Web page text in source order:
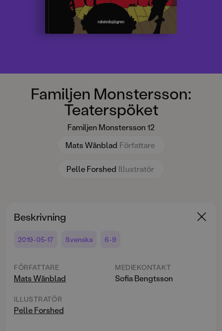
Familjen Monstersson:
Teaterspöket
Familjen Monstersson 12
Mats Wänblad Författare
Pelle Forshed Illustratör
Beskrivning
2019-05-17 Svenska 6-9
FÖRFATTARE
Mats Wänblad
ILLUSTRATÖR
Pelle Forshed
MEDIEKONTAKT
Sofia Bengtsson